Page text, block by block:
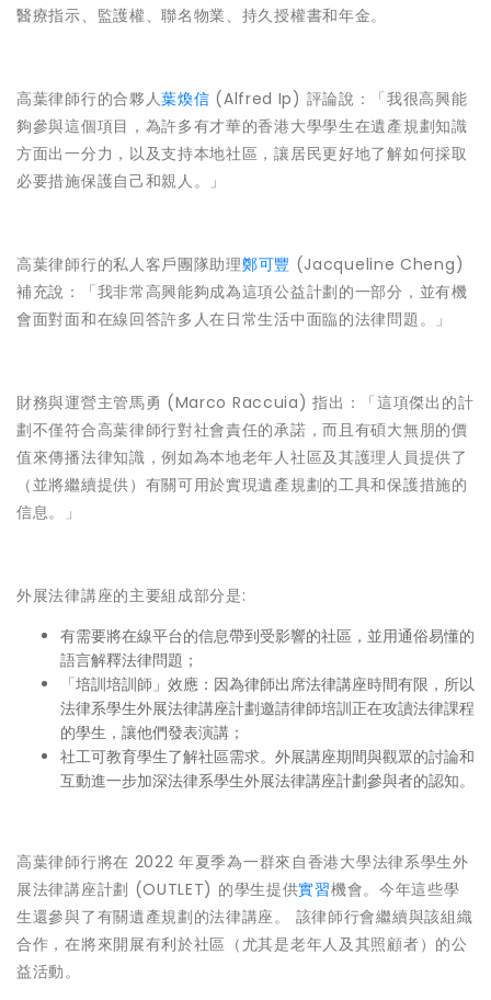
醫療指示、監護權、聯名物業、持久授權書和年金。
高葉律師行的合夥人葉煥信 (Alfred Ip) 評論說：「我很高興能
夠參與這個項目，為許多有才華的香港大學學生在遺產規劃知識
方面出一分力，以及支持本地社區，讓居民更好地了解如何採取
必要措施保護自己和親人。」
高葉律師行的私人客戶團隊助理鄭可豐 (Jacqueline Cheng)
補充說：「我非常高興能夠成為這項公益計劃的一部分，並有機
會面對面和在線回答許多人在日常生活中面臨的法律問題。」
財務與運營主管馬勇 (Marco Raccuia) 指出：「這項傑出的計
劃不僅符合高葉律師行對社會責任的承諾，而且有碩大無朋的價
值來傳播法律知識，例如為本地老年人社區及其護理人員提供了
（並將繼續提供）有關可用於實現遺產規劃的工具和保護措施的
信息。」
外展法律講座的主要組成部分是:
有需要將在線平台的信息帶到受影響的社區，並用通俗易懂的
語言解釋法律問題；
「培訓培訓師」效應：因為律師出席法律講座時間有限，所以
法律系學生外展法律講座計劃邀請律師培訓正在攻讀法律課程
的學生，讓他們發表演講；
社工可教育學生了解社區需求。外展講座期間與觀眾的討論和
互動進一步加深法律系學生外展法律講座計劃參與者的認知。
高葉律師行將在 2022 年夏季為一群來自香港大學法律系學生外
展法律講座計劃 (OUTLET) 的學生提供實習機會。今年這些學
生還參與了有關遺產規劃的法律講座。 該律師行會繼續與該組織
合作，在將來開展有利於社區（尤其是老年人及其照顧者）的公
益活動。